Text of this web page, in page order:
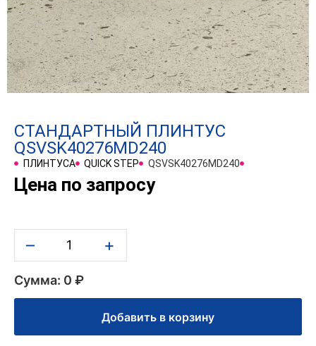
СТАНДАРТНЫЙ ПЛИНТУС
QSVSK40276MD240
ПЛИНТУСА QUICK STEP QSVSK40276MD240
Цена по запросу
– +
Сумма: 0 ₽
Добавить в корзину